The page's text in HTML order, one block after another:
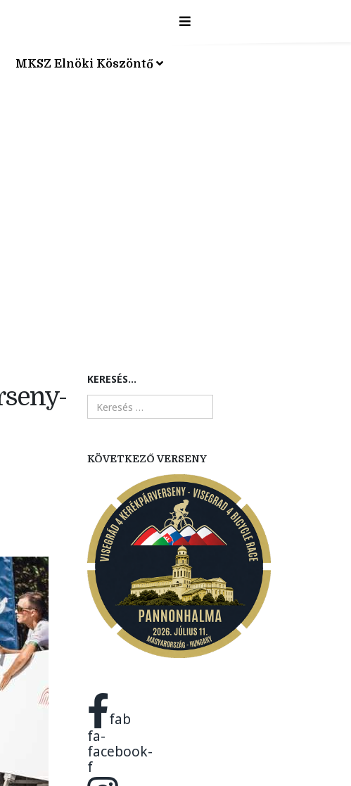
MKSZ Elnöki Köszöntő
KERESÉS...
KÖVETKEZŐ VERSENY
fab
fa-
facebook-
f